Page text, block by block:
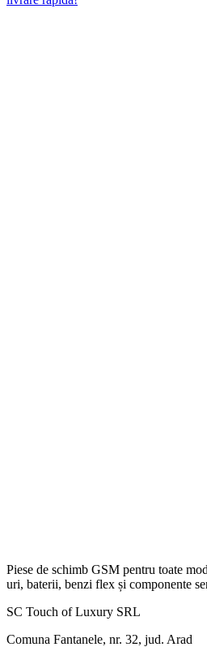
Piese de schimb GSM pentru toate
uri, baterii, benzi flex și componente
SC Touch of Luxury SRL
Comuna Fantanele, nr. 32, jud. Arad